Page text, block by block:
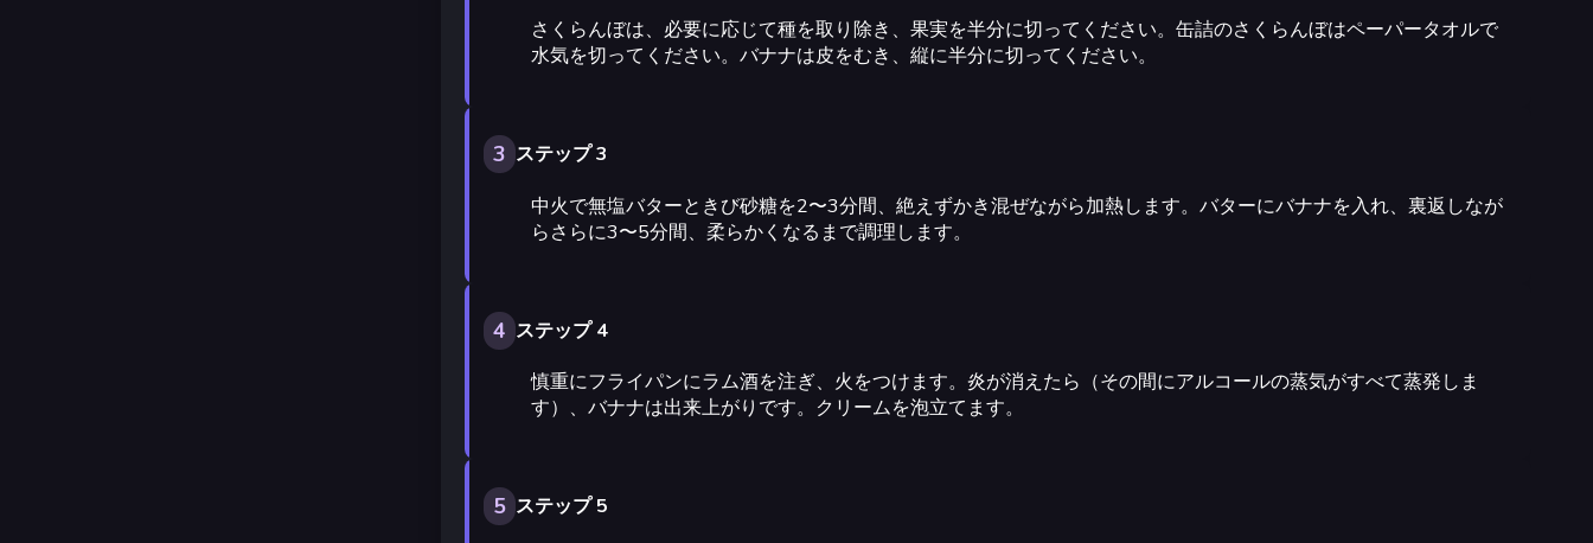
さくらんぼは、必要に応じて種を取り除き、果実を半分に切ってください。缶詰のさくらんぼはペーパータオルで
水気を切ってください。バナナは皮をむき、縦に半分に切ってください。
3 ステップ 3
中火で無塩バターときび砂糖を2〜3分間、絶えずかき混ぜながら加熱します。バターにバナナを入れ、裏返しなが
らさらに3〜5分間、柔らかくなるまで調理します。
4 ステップ 4
慎重にフライパンにラム酒を注ぎ、火をつけます。炎が消えたら（その間にアルコールの蒸気がすべて蒸発しま
す）、バナナは出来上がりです。クリームを泡立てます。
5 ステップ 5